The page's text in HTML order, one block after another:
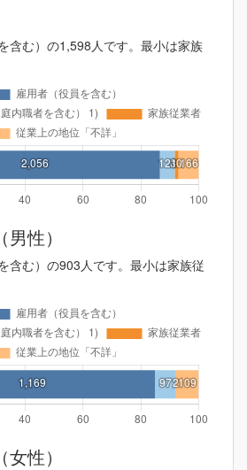
含む）の1,598人です。最小は家族
性）
含む）の903人です。最小は家族従
性）